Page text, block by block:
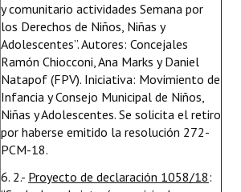
y comunitario actividades Semana por
los Derechos de Niños, Niñas y
Adolescentes”. Autores: Concejales
Ramón Chiocconi, Ana Marks y Daniel
Natapof (FPV). Iniciativa: Movimiento de
Infancia y Consejo Municipal de Niños,
Niñas y Adolescentes. Se solicita el retiro
por haberse emitido la resolución 272-
PCM-18.
6. 2.- Proyecto de declaración 1058/18: